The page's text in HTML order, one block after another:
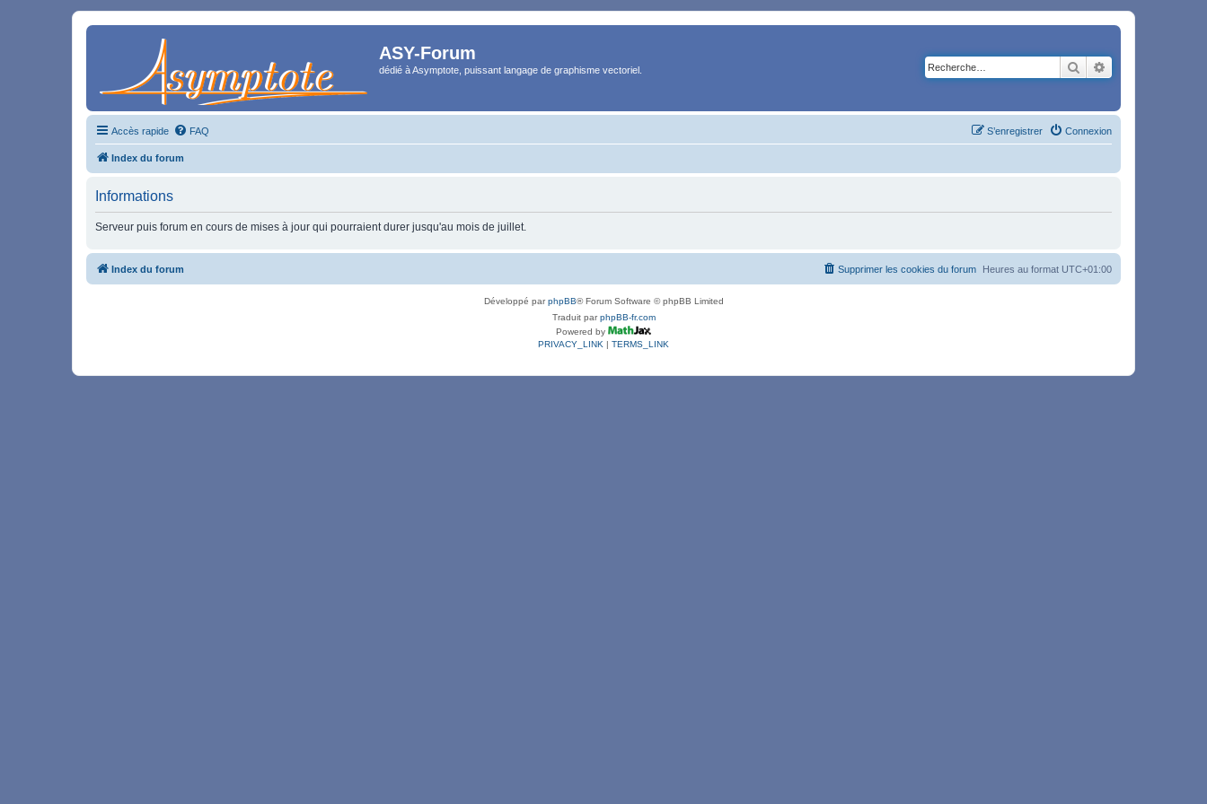
ASY-Forum
dédié à Asymptote, puissant langage de graphisme vectoriel. Rechercher
Accès rapide FAQ Connexion
S’enregistrer
Index du forum
Informations
Serveur puis forum en cours de mises à jour qui pourraient durer jusqu'au mois de juillet.
Index du forum Heures au format UTC+01:00
Supprimer les cookies du forum
Développé parphpBB® Forum Software © phpBB Limited
Traduit parphpBB-fr.com
Powered by
PRIVACY_LINK | TERMS_LINK